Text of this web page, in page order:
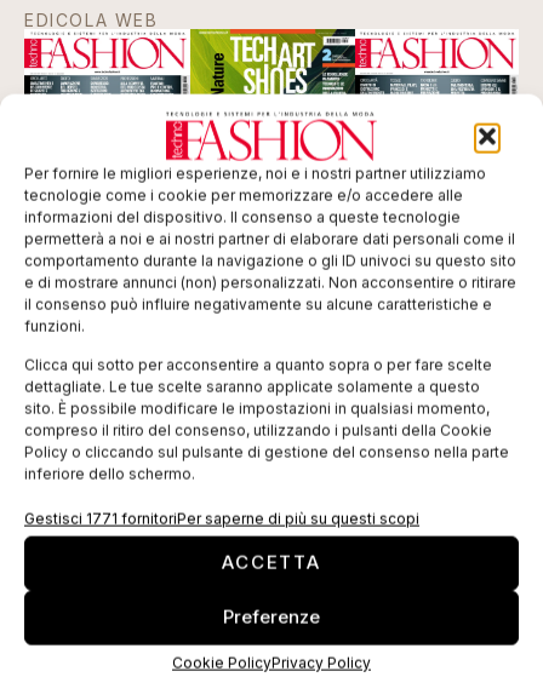
Per fornire le migliori esperienze, noi e i nostri partner utilizziamo
tecnologie come i cookie per memorizzare e/o accedere alle
informazioni del dispositivo. Il consenso a queste tecnologie
permetterà a noi e ai nostri partner di elaborare dati personali come il
comportamento durante la navigazione o gli ID univoci su questo sito
e di mostrare annunci (non) personalizzati. Non acconsentire o ritirare
il consenso può influire negativamente su alcune caratteristiche e
funzioni.
Clicca qui sotto per acconsentire a quanto sopra o per fare scelte
dettagliate. Le tue scelte saranno applicate solamente a questo
sito. È possibile modificare le impostazioni in qualsiasi momento,
compreso il ritiro del consenso, utilizzando i pulsanti della Cookie
Policy o cliccando sul pulsante di gestione del consenso nella parte
inferiore dello schermo.
Gestisci 1771 fornitoriPer saperne di più su questi scopi
ACCETTA
Preferenze
Cookie PolicyPrivacy Policy
EDICOLA WEB
ISCRIVITI ALLA NEWSLETTER
TI POTREBBERO INTERESSARE